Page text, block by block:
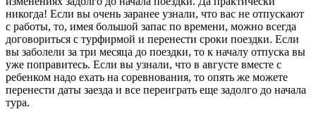
никогда! Если вы очень заранее узнали, что вас не отпускают
с работы, то, имея большой запас по времени, можно всегда
договориться с турфирмой и перенести сроки поездки. Если
вы заболели за три месяца до поездки, то к началу отпуска вы
уже поправитесь. Если вы узнали, что в августе вместе с
ребенком надо ехать на соревнования, то опять же можете
перенести даты заезда и все переиграть еще задолго до начала
тура.